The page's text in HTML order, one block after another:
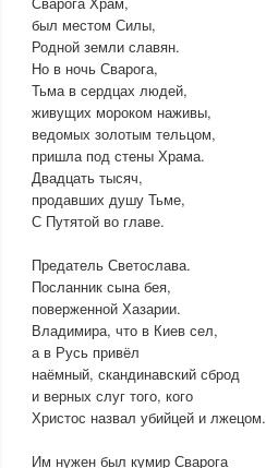
был местом Силы,
Родной земли славян.
Но в ночь Сварога,
Тьма в сердцах людей,
живущих мороком наживы,
ведомых золотым тельцом,
пришла под стены Храма.
Двадцать тысяч,
продавших душу Тьме,
С Путятой во главе.
Предатель Светослава.
Посланник сына бея,
поверженной Хазарии.
Владимира, что в Киев сел,
а в Русь привёл
наёмный, скандинавский сброд
и верных слуг того, кого
Христос назвал убийцей и лжецом.
Им нужен был кумир Сварога